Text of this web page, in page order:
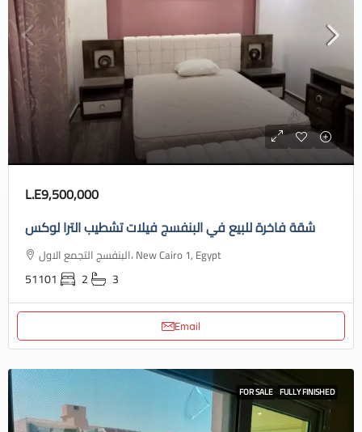
L.E9,500,000
شقة فاخرة للبيع في البنفسج فيلات تشطيب الترا لوكس
البنفسج التجمع الاول، New Cairo 1, Egypt
51101 2 3
Email
FOR SALE FULLY FINISHED